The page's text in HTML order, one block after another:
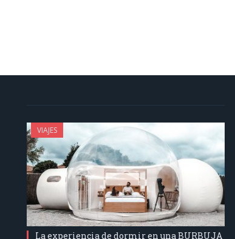
VIAJES
La experiencia de dormir en una BURBUJA